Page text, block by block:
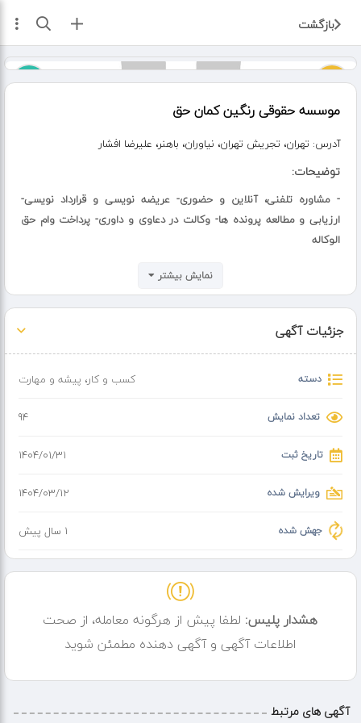
بازگشت ثبت آگهی
موسسه حقوقی رنگین کمان حق
آدرس: تهران، تجریش تهران، نیاوران، باهنر، علیرضا افشار
توضیحات:
- مشاوره تلفنی، آنلاین و حضوری- عریضه نویسی و قرارداد نویسی-
ارزیابی و مطالعه پرونده ها- وکالت در دعاوی و داوری- پرداخت وام حق
الوکاله
- تیم متخصص و باتجربه
- مشاوره در تمامی حوزه های حقوقی
- سریع ترین پاسخگویی و بهترین خدمات برای مشاوره فوری و ...
نمایش بیشتر
جزئیات آگهی
دسته کسب و کار، پیشه و مهارت
تعداد نمایش 94
تاریخ ثبت ۱۴۰۴/۰۱/۳۱
ویرایش شده ۱۴۰۴/۰۳/۱۲
جهش شده 1 سال پیش
هشدار پلیس: لطفا پیش از هرگونه معامله، از صحت
اطلاعات آگهی و آگهی دهنده مطمئن شوید
آگهی های مرتبط